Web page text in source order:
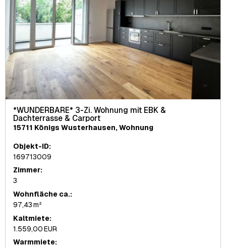
*WUNDERBARE* 3-Zi. Wohnung mit EBK &
Dachterrasse & Carport
15711 Königs Wusterhausen, Wohnung
Objekt-ID:
169713009
Zimmer:
3
Wohnfläche ca.:
97,43 m²
Kaltmiete:
1.559,00 EUR
Warmmiete: